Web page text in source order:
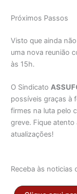
Próximos Passos
Visto que ainda
uma nova reunião
às 15h.
O Sindicato
possíveis graças à
firmes na luta pelo
greve. Fique
atualizações!
Receba às noticias